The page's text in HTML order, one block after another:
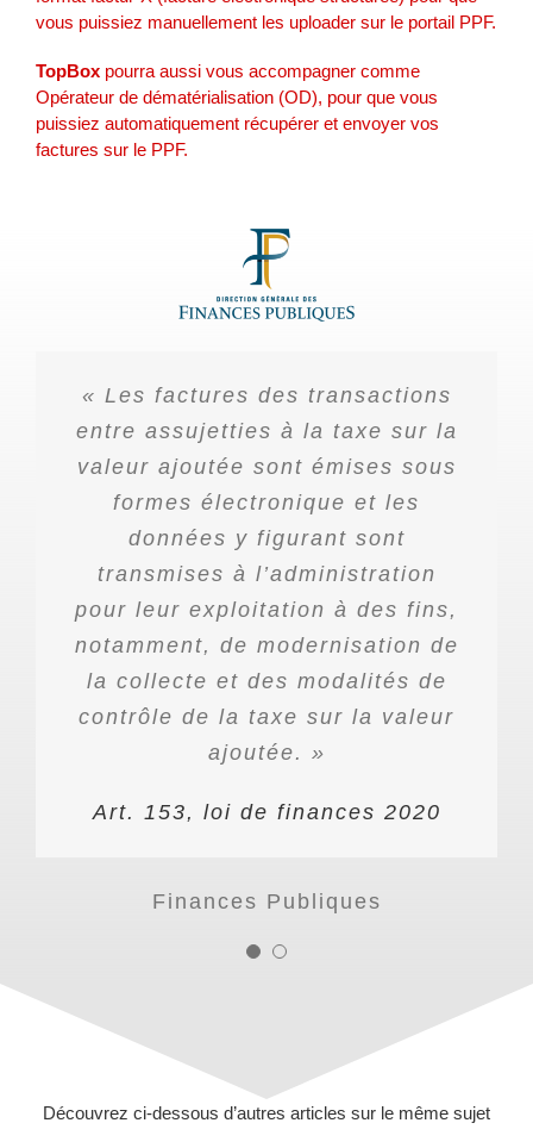
vous puissiez manuellement les uploader sur le portail PPF.
TopBoxpourra aussi vous accompagner comme
Opérateur de dématérialisation (OD), pour que vous
puissiez automatiquement récupérer et envoyer vos
factures sur le PPF.
« Les factures des transactions
entre assujetties à la taxe sur la
valeur ajoutée sont émises sous
formes électronique et les
données y figurant sont
transmises à l’administration
pour leur exploitation à des fins,
notamment, de modernisation de
la collecte et des modalités de
contrôle de la taxe sur la valeur
ajoutée. »
Art. 153, loi de finances 2020
Finances Publiques
L’article 3de l’ordonnance du 15
septembre 2021 fixe un
calendrier progressif de
déploiement de la facturation
électronique par les entreprises :
à compter du 1er juillet
en réception
pour
l’ensemble des assujettis
à compter du 1er juillet
en transmission
à compter du 1er janvier
à compter du 1er janvier
entreprises et
microentreprises
Découvrez ci-dessous d’autres articles sur le même sujet